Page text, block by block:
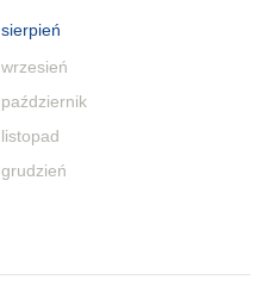
sierpień
wrzesień
październik
listopad
grudzień